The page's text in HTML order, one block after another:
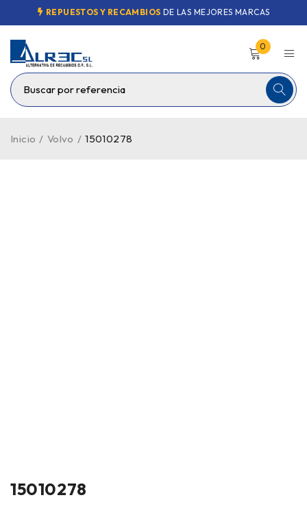
REPUESTOS Y RECAMBIOS DE LAS MEJORES MARCAS
0
Inicio / Volvo / 15010278
15010278